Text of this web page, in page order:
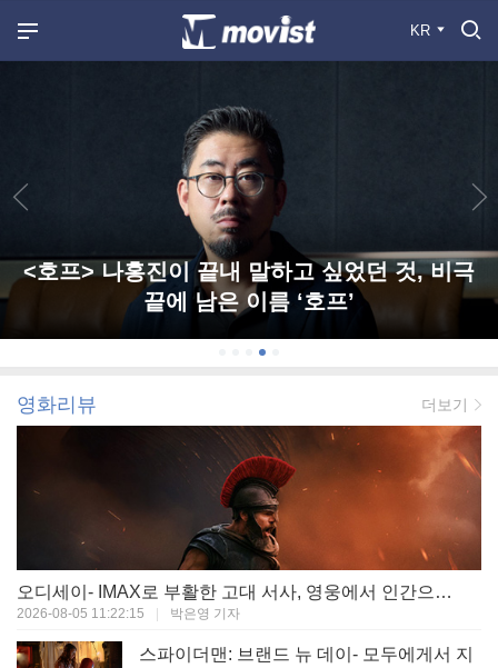
KR
<호프> 나홍진이 끝내 말하고 싶었던 것, 비극
끝에 남은 이름 ‘호프’
영화리뷰 더보기
오디세이- IMAX로 부활한 고대 서사, 영웅에서 인간으로의 귀환 (오락성 9 | 작품성 9)
2026-08-05 11:22:15 박은영 기자
스파이더맨: 브랜드 뉴 데이- 모두에게서 지